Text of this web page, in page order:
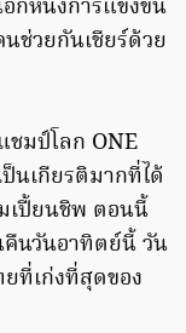
กหนึ่งการแข่งขัน
ช่วยกันเชียร์ด้วย
ชมป์โลก ONE
นเกียรติมากที่ได้
เปี้ยนชิพ ตอนนี้
นวันอาทิตย์นี้ วัน
ที่เก่งที่สุดของ